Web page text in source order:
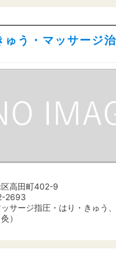
ゅう・マッサージ
高田町402-9
2693
サージ指圧・はり・きゅう
）